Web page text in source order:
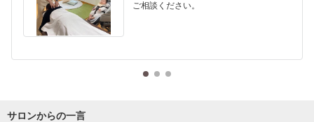
ご相談ください。
サロンからの一言